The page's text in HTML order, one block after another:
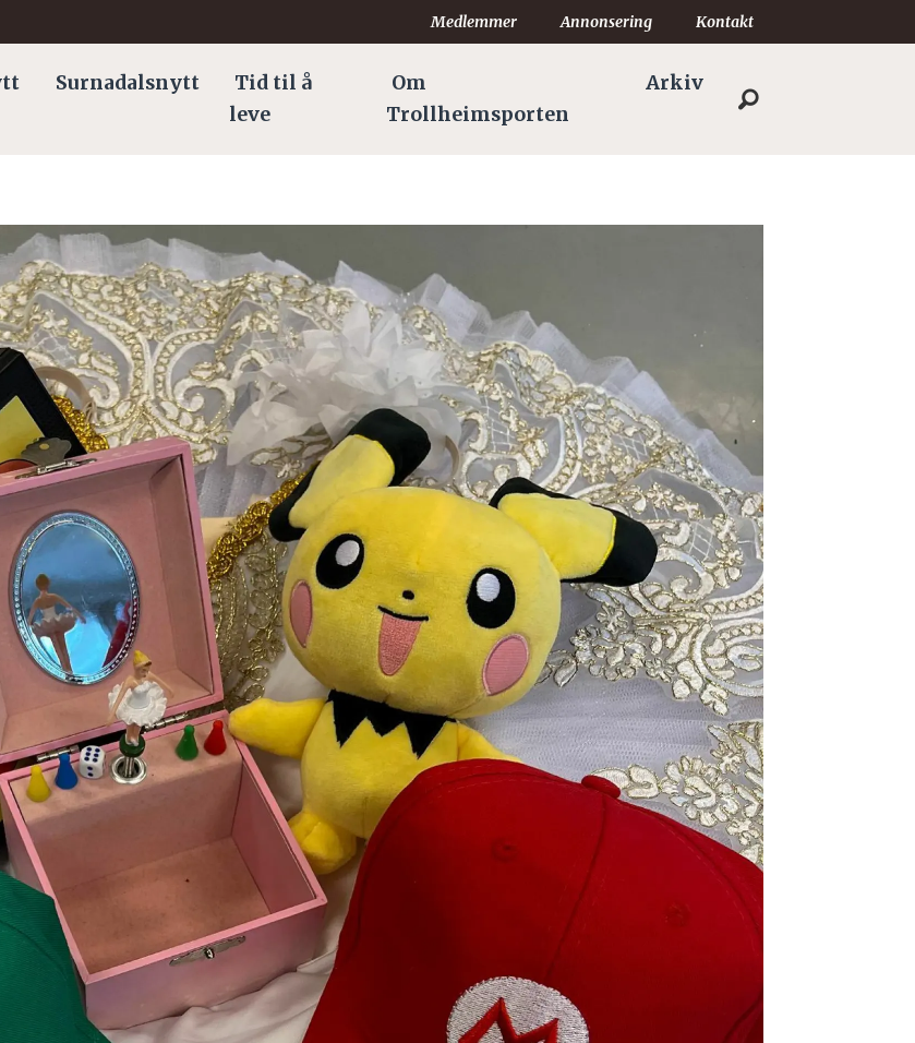
Medlemmer Annonsering Kontakt
Surnadalsnytt
Tid til å
leve
Om
Trollheimsporten
Arkiv